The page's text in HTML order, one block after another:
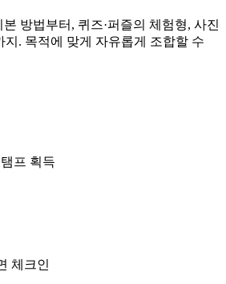
본 방법부터, 퀴즈·퍼즐의 체험형, 사진
지. 목적에 맞게 자유롭게 조합할 수
프 획득
체크인